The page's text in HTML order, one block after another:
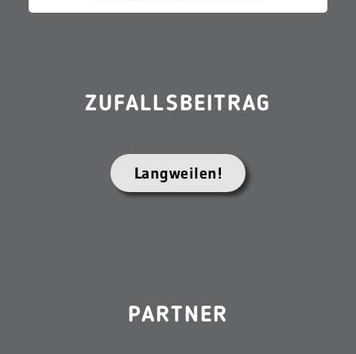
ZUFALLSBEITRAG
Langweilen!
PARTNER